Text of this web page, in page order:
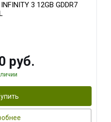
3 12GB GDDR7
руб.